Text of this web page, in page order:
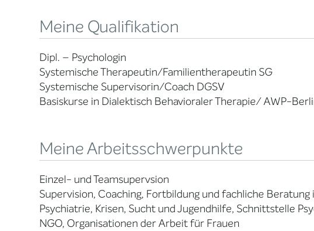
Meine Qualifikation
Dipl. – Psychologin
Systemische Therapeutin/Familientherapeutin SG
Systemische Supervisorin/Coach DGSV
Basiskurse in Dialektisch Behavioraler Therapie/ AWP-
Meine Arbeitsschwerpunkte
Einzel- und Teamsupervsion
Supervision, Coaching, Fortbildung und fachliche
Psychiatrie, Krisen, Sucht und Jugendhilfe, Schnittstelle
NGO, Organisationen der Arbeit für Frauen